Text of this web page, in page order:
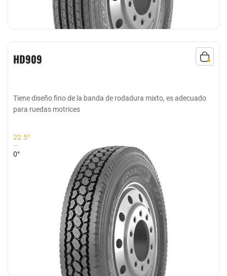
HD909
Tiene diseño fino de la banda de rodadura mixto, es adecuado
para ruedas motrices
22.5°
0°